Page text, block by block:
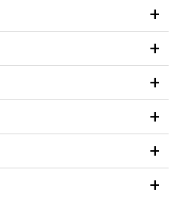
+
+
+
+
+
+